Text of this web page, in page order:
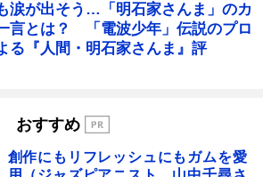
涙が出そう…「明石家さんま」のカ
言とは？ 「電波少年」伝説のプロ
る『人間・明石家さんま』評
おすすめ
創作にもリフレッシュにもガムを愛